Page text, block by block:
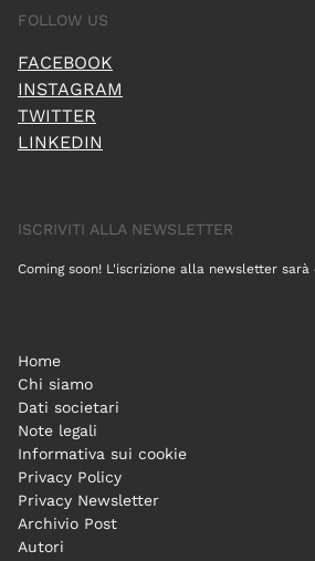
FOLLOW US
FACEBOOK
INSTAGRAM
TWITTER
LINKEDIN
ISCRIVITI ALLA NEWSLETTER
Coming soon! L'iscrizione alla newsletter
Home
Chi siamo
Dati societari
Note legali
Informativa sui cookie
Privacy Policy
Privacy Newsletter
Archivio Post
Autori